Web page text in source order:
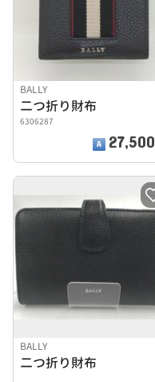
BALLY
二つ折り財布
6306287
27,500
BALLY
二つ折り財布